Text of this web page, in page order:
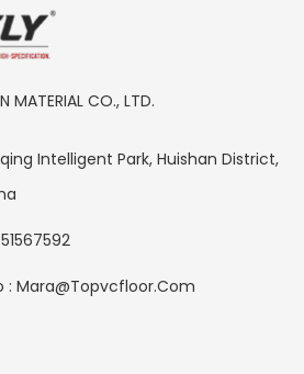
MATERIAL CO., LTD.
Intelligent Park, Huishan District,
: Mara@topvcfloor.com